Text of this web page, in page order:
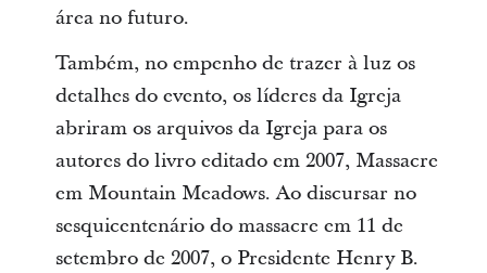
área no futuro.
Também, no empenho de trazer à luz os
detalhes do evento, os líderes da Igreja
abriram os arquivos da Igreja para os
autores do livro editado em 2007, Massacre
em Mountain Meadows. Ao discursar no
sesquicentenário do massacre em 11 de
setembro de 2007, o Presidente Henry B.